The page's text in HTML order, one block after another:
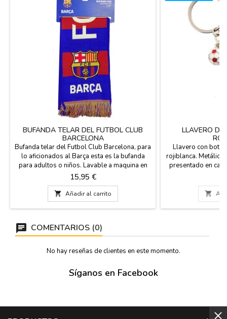
BUFANDA TELAR DEL FUTBOL CLUB
BARCELONA
Bufanda telar del Futbol Club Barcelona, para
lo aficionados al Barça esta es la bufanda
para adultos o niños. Lavable a maquina en
agua fría. Licencia oficial autorizada y
copyright del Club, tejida con el escudo y el
logo sobre fondo azulgrana. Medidas: 140
cm. de largo y 20 cm. de ancho.
Precio
15,95 €
 Añadir al carrito
LLAVERO DE
Llavero con bota
rojiblanca. Metálico
presentado en

COMENTARIOS (0)
No hay reseñas de clientes en este momento.
Síganos en Facebook